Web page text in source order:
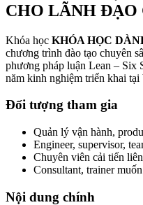
CHO LÃNH ĐẠO
Khóa học KHÓA HỌC
chương trình đào tạo chuyên
phương pháp luận Lean – Six
năm kinh nghiệm triển khai tại
Đối tượng tham gia
Quản lý vận hành,
Engineer, supervisor,
Chuyên viên cải tiến
Consultant, trainer
Nội dung chính